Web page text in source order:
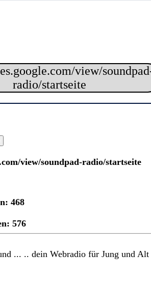
view/soundpad-radio/startseite
468
576
... .. dein Webradio für Jung und